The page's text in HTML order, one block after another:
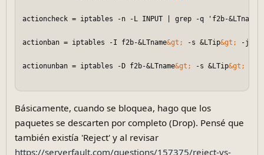
actioncheck = iptables -n -L INPUT | grep -q 'f2b-&LTname
actionban = iptables -I f2b-&LTname&gt; -s &LTip&gt; -j
actionunban = iptables -D f2b-&LTname&gt; -s &LTip&gt;
Básicamente, cuando se bloquea, hago que los
paquetes se descarten por completo (Drop). Pensé que
también existía 'Reject' y al revisar
https://serverfault.com/questions/157375/reject-vs-